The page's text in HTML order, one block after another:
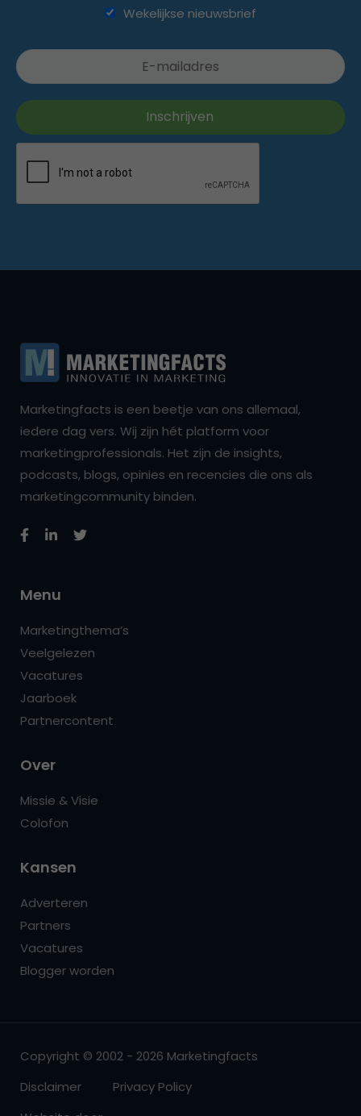
Wekelijkse nieuwsbrief
Marketingfacts is een beetje van ons allemaal,
iedere dag vers. Wij zijn hét platform voor
marketingprofessionals. Het zijn de insights,
podcasts, blogs, opinies en recencies die ons als
marketingcommunity binden.
Menu
Marketingthema’s
Veelgelezen
Vacatures
Jaarboek
Partnercontent
Over
Missie & Visie
Colofon
Kansen
Adverteren
Partners
Vacatures
Blogger worden
Copyright © 2002 - 2026 Marketingfacts
Disclaimer
Privacy Policy